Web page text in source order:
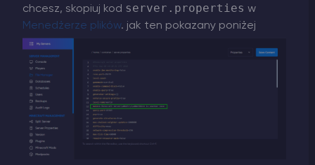
chcesz, skopiuj kod server.properties w
Menedżerze plików. jak ten pokazany poniżej